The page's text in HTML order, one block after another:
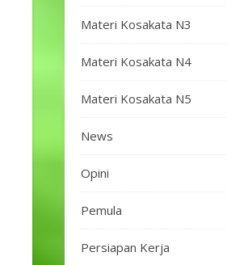
Materi Kosakata N3
Materi Kosakata N4
Materi Kosakata N5
News
Opini
Pemula
Persiapan Kerja